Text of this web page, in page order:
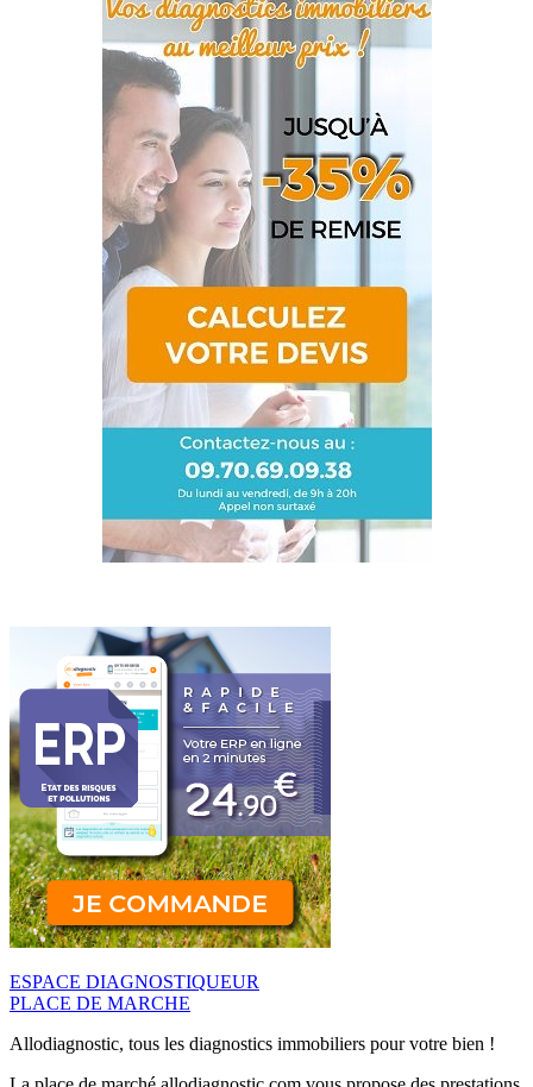
ESPACE DIAGNOSTIQUEUR
PLACE DE MARCHE
Allodiagnostic, tous les diagnostics immobiliers pour votre bien !